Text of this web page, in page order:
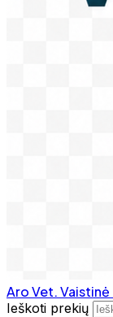
Aro Vet. Vaistinė
Ieškoti prekių